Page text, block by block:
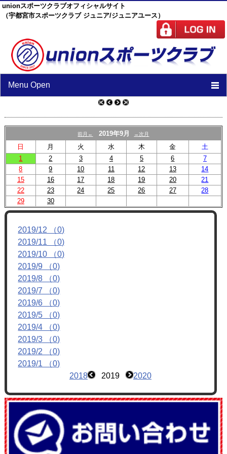
unionスポーツクラブオフィシャルサイト
（宇都宮市スポーツクラブ ジュニア/ジュニアユース）
Menu Open
TOP
ニュース
スケジュール
スタッフ
施設紹介
チーム紹介
前月← 2019年9月 →次月
日 月 火 水 木 金
土
1
2 3 4 5 6
7
8
9 10 11 12 13
14
15
16 17 18 19 20
21
22
23 24 25 26 27
28
29
30
2019/12 （0)
2019/11 （0)
2019/10 （0)
2019/9 （0)
2019/8 （0)
2019/7 （0)
2019/6 （0)
2019/5 （0)
2019/4 （0)
2019/3 （0)
2019/2 （0)
2019/1 （0)
2018
2019 2020